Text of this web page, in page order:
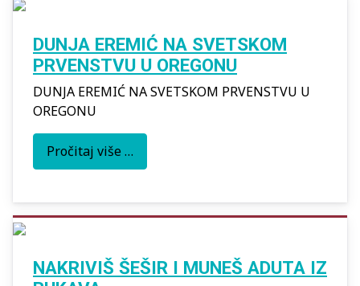
DUNJA EREMIĆ NA SVETSKOM
PRVENSTVU U OREGONU
DUNJA EREMIĆ NA SVETSKOM PRVENSTVU U
OREGONU
Pročitaj više …
NAKRIVIŠ ŠEŠIR I MUNEŠ ADUTA IZ